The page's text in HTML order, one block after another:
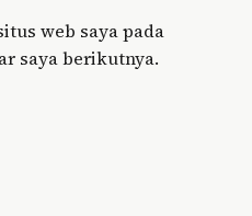
web saya pada
saya berikutnya.